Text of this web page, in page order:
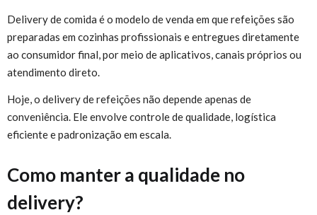
Delivery de comida é o modelo de venda em que refeições são
preparadas em cozinhas profissionais e entregues diretamente
ao consumidor final, por meio de aplicativos, canais próprios ou
atendimento direto.
Hoje, o delivery de refeições não depende apenas de
conveniência. Ele envolve controle de qualidade, logística
eficiente e padronização em escala.
Como manter a qualidade no
delivery?